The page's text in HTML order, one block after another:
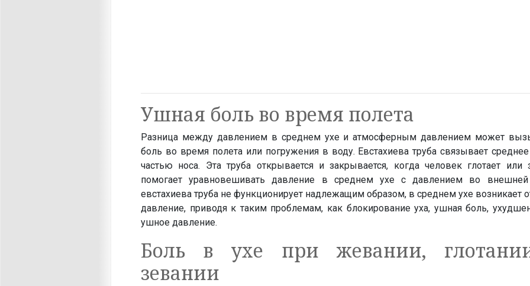
Ушная боль во время полета
Разница между давлением в среднем ухе и атмосферным давлением может
боль во время полета или погружения в воду. Евстахиева труба связывает
частью носа. Эта труба открывается и закрывается, когда человек глотает или
помогает уравновешивать давление в среднем ухе с давлением во
евстахиева труба не функционирует надлежащим образом, в среднем ухе возникает
давление, приводя к таким проблемам, как блокирование уха, ушная боль,
ушное давление.
Боль в ухе при жевании,
зевании